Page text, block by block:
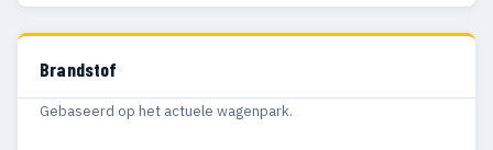
Brandstof
Gebaseerd op het actuele wagenpark.